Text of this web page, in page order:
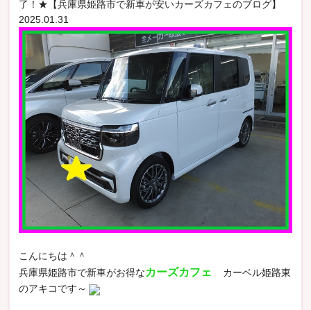
了！★【兵庫県姫路市で新車が安いカーズカフェのブログ】
2025.01.31
こんにちは＾＾
兵庫県姫路市で新車がお得なカーズカフェ
カーベル姫路東
のアキコです～